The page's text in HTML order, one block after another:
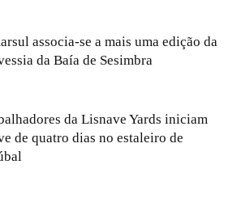
associa-se a mais uma edição da
da Baía de Sesimbra
da Lisnave Yards iniciam
de quatro dias no estaleiro de